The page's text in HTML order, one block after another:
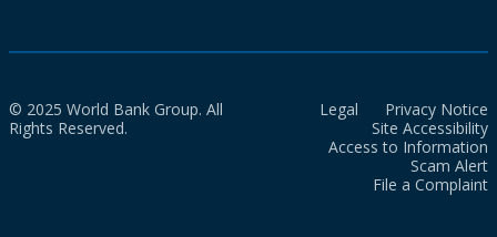
© 2025 World Bank Group. All
Rights Reserved.
Legal
Privacy Notice
Site Accessibility
Access to Information
Scam Alert
File a Complaint